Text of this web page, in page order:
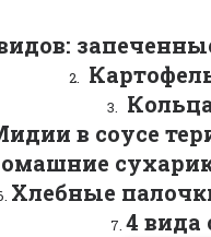
в соусе
Хлебные
4 вида